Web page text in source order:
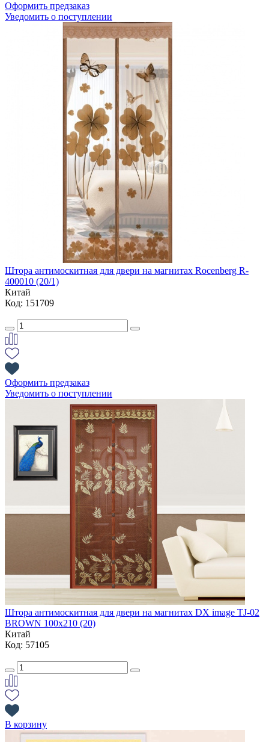
Оформить предзаказ
Уведомить о поступлении
Штора антимоскитная для двери на магнитах Rocenberg R-
400010 (20/1)
Китай
Код: 151709
Оформить предзаказ
Уведомить о поступлении
Штора антимоскитная для двери на магнитах DX image TJ-02
BROWN 100х210 (20)
Китай
Код: 57105
В корзину